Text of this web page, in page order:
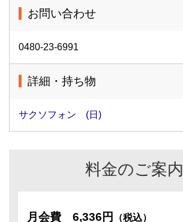
お問い合わせ
0480-23-6991
詳細・持ち物
サクソフォン (日)
料金のご案内
月会費 6,336円 （税込）